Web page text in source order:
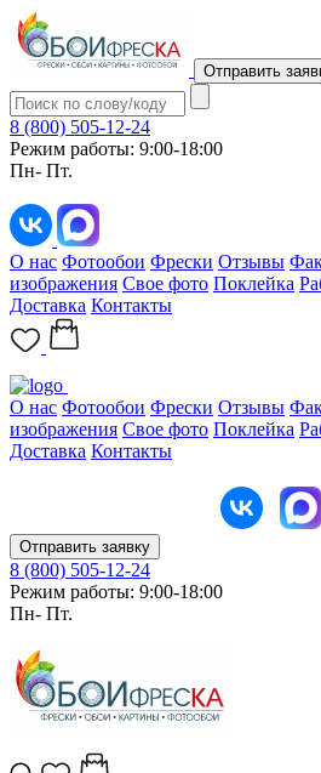
Отправить
8 (800) 505-12-24
Режим работы: 9:00-18:00
Пн- Пт.
О нас Фотообои Фрески Отзывы
изображения Свое фото Поклейка
Доставка Контакты
О нас Фотообои Фрески Отзывы
изображения Свое фото Поклейка
Доставка Контакты
Отправить заявку
8 (800) 505-12-24
Режим работы: 9:00-18:00
Пн- Пт.